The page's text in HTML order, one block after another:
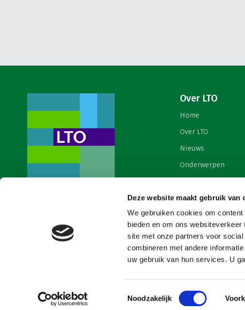
Deze website maakt gebruik van
We gebruiken cookies om
bieden en om ons
site met onze partners voor
combineren met andere
uw gebruik van hun services. U
Toestemmingsselectie
Noodzakelijk
werkgeversorganisatie met meerwaarde,
voor een sector met meerwaarde. Dat is
Land- en Tuinbouw Organisatie
Nederland (LTO).
Over LTO
Home
Over LTO
Nieuws
Onderwerpen
Contact
Cookies & privacy